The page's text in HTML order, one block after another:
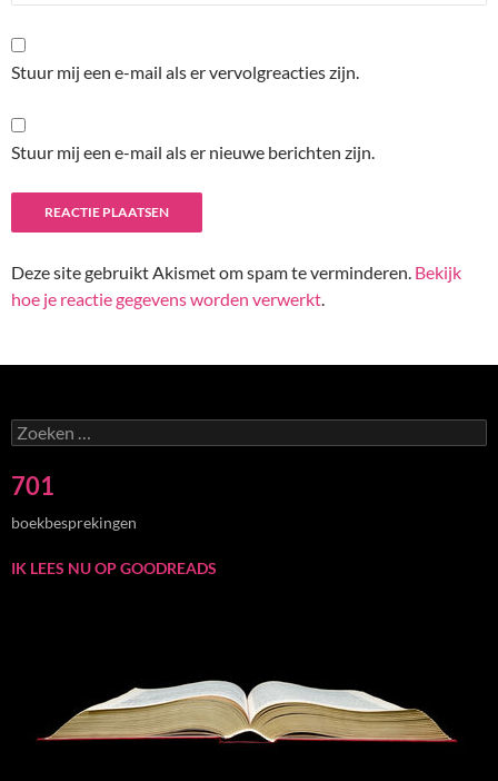
Stuur mij een e-mail als er vervolgreacties zijn.
Stuur mij een e-mail als er nieuwe berichten zijn.
Deze site gebruikt Akismet om spam te verminderen. Bekijk
hoe je reactie gegevens worden verwerkt.
Zoeken
naar:
701
boekbesprekingen
IK LEES NU OP GOODREADS